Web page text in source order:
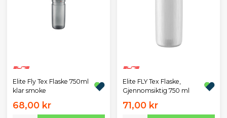
Elite Fly Tex Flaske 750ml
klar smoke
68,00 kr
Elite FLY Tex Flaske,
Gjennomsiktig 750 ml
71,00 kr